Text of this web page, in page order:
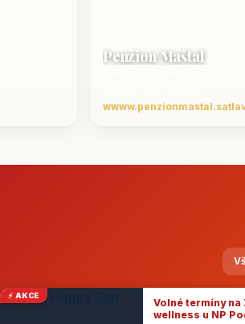
Penzion Maštal
⚡ AKCE
Volné termíny na
wellness u NP